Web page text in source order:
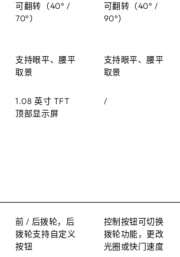
可翻转（40° /
70°）
可翻转（40° /
90°）
支持眼平、腰平
取景
支持眼平、腰平
取景
1.08 英寸 TFT
顶部显示屏
/
前 / 后拨轮，后
拨轮支持自定义
按钮
控制按钮可切换
拨轮功能，更改
光圈或快门速度